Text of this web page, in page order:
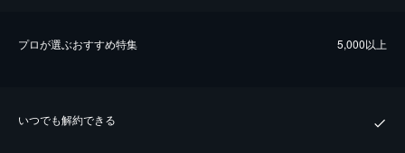
プロが選ぶおすすめ特集 5,000以上
いつでも解約できる